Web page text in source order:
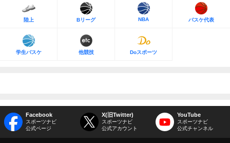
陸上 Bリーグ NBA バスケ代表
学生バスケ 他競技 Doスポーツ
Facebook
スポーツナビ
公式ページ
X(旧Twitter)
スポーツナビ
公式アカウント
YouTube
スポーツナビ
公式チャンネル